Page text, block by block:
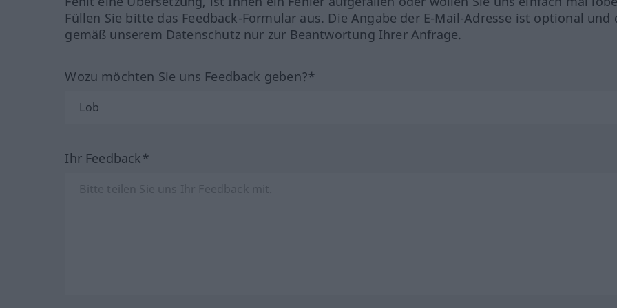
Füllen Sie bitte das Feedback-Formular aus. Die Angabe der E-Mail-Adresse ist optional und
gemäß unserem Datenschutz nur zur Beantwortung Ihrer Anfrage.
Wozu möchten Sie uns Feedback geben?*
Ihr Feedback*